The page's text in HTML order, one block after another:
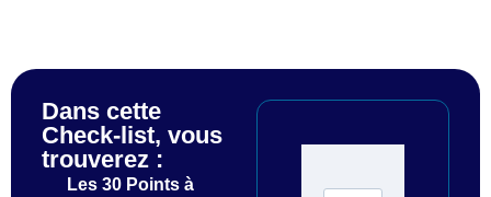
Dans cette
Check-list, vous
trouverez :
Les 30 Points à